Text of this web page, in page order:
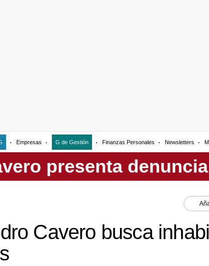
Empresas G de Gestión Finanzas Personales Newsletters
Cavero busca